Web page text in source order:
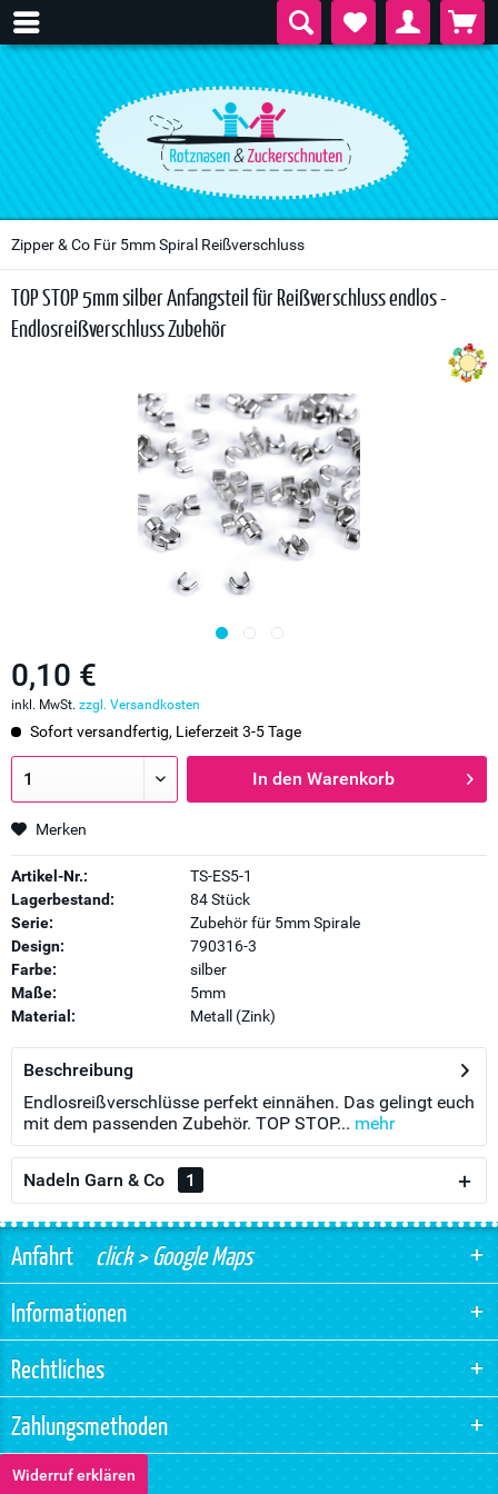
Zipper & Co Für 5mm Spiral Reißverschluss
TOP STOP 5mm silber Anfangsteil für Reißverschluss endlos -
Endlosreißverschluss Zubehör
0,10 €
inkl. MwSt. zzgl. Versandkosten
Sofort versandfertig, Lieferzeit 3-5 Tage
In den Warenkorb
Merken
Artikel-Nr.:
TS-ES5-1
Lagerbestand:
84 Stück
Serie:
Zubehör für 5mm Spirale
Design:
790316-3
Farbe:
silber
Maße:
5mm
Material:
Metall (Zink)
Beschreibung
Endlosreißverschlüsse perfekt einnähen. Das gelingt euch
mit dem passenden Zubehör. TOP STOP... mehr
Nadeln Garn & Co 1
Anfahrtclick > Google Maps
Informationen
Rechtliches
Zahlungsmethoden
Widerruf erklären